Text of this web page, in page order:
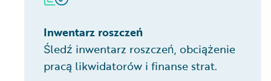
Inwentarz roszczeń
Śledź inwentarz roszczeń, obciążenie
pracą likwidatorów i finanse strat.